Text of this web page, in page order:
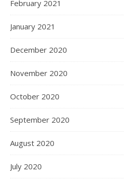
February 2021
January 2021
December 2020
November 2020
October 2020
September 2020
August 2020
July 2020